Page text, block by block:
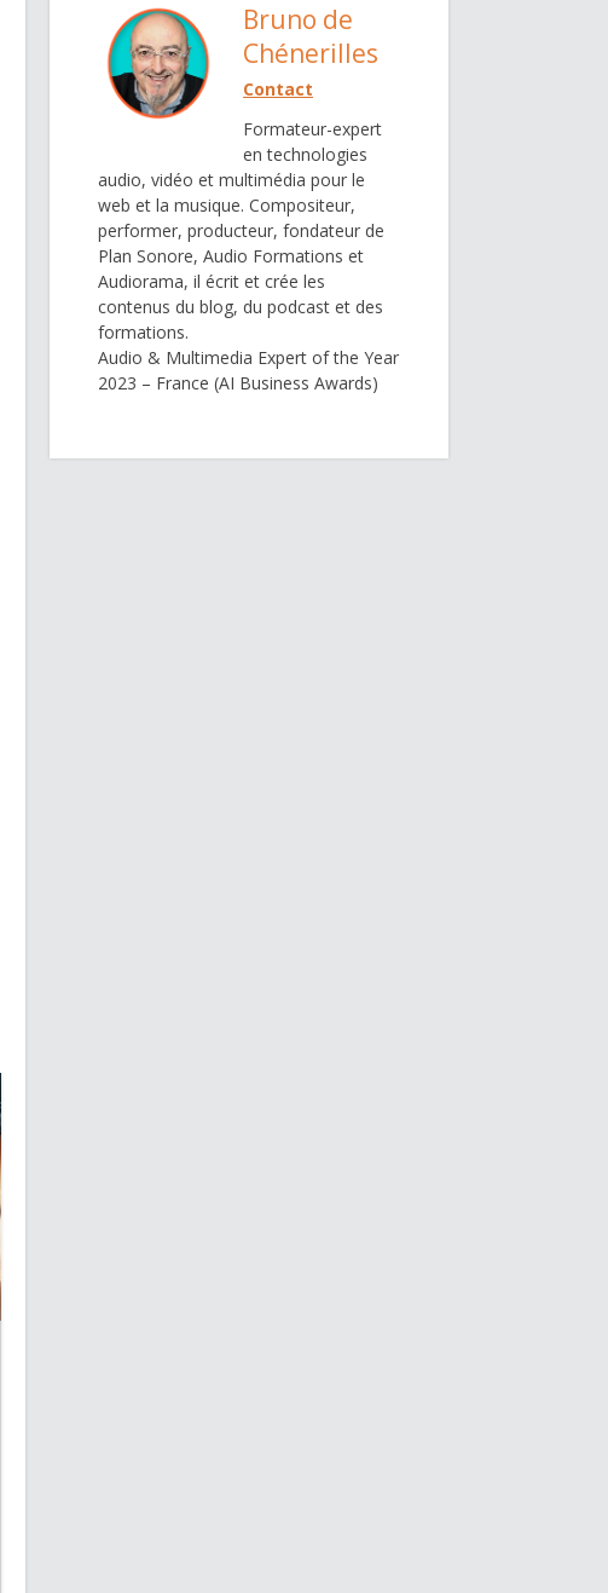
Bruno de
Chénerilles
Contact
Formateur-expert
en technologies
audio, vidéo et multimédia pour le
web et la musique. Compositeur,
performer, producteur, fondateur de
Plan Sonore, Audio Formations et
Audiorama, il écrit et crée les
contenus du blog, du podcast et des
formations.
Audio & Multimedia Expert of the Year
2023 – France (AI Business Awards)